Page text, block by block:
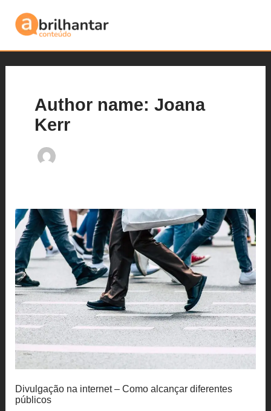
para
conteúdo
Author name: Joana
Kerr
Divulgação na internet – Como alcançar diferentes
públicos